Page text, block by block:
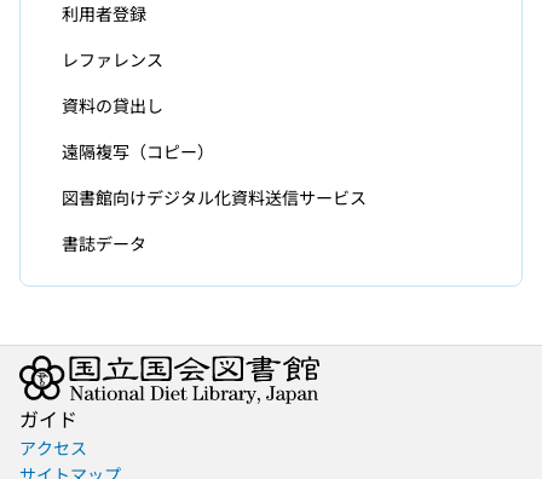
利用者登録
レファレンス
資料の貸出し
遠隔複写（コピー）
図書館向けデジタル化資料送信サービス
書誌データ
ガイド
アクセス
サイトマップ